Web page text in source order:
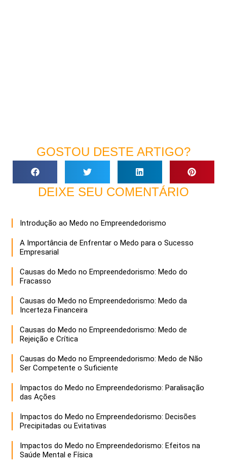
GOSTOU DESTE ARTIGO?
DEIXE SEU COMENTÁRIO
Introdução ao Medo no Empreendedorismo
A Importância de Enfrentar o Medo para o Sucesso
Empresarial
Causas do Medo no Empreendedorismo: Medo do
Fracasso
Causas do Medo no Empreendedorismo: Medo da
Incerteza Financeira
Causas do Medo no Empreendedorismo: Medo de
Rejeição e Crítica
Causas do Medo no Empreendedorismo: Medo de Não
Ser Competente o Suficiente
Impactos do Medo no Empreendedorismo: Paralisação
das Ações
Impactos do Medo no Empreendedorismo: Decisões
Precipitadas ou Evitativas
Impactos do Medo no Empreendedorismo: Efeitos na
Saúde Mental e Física